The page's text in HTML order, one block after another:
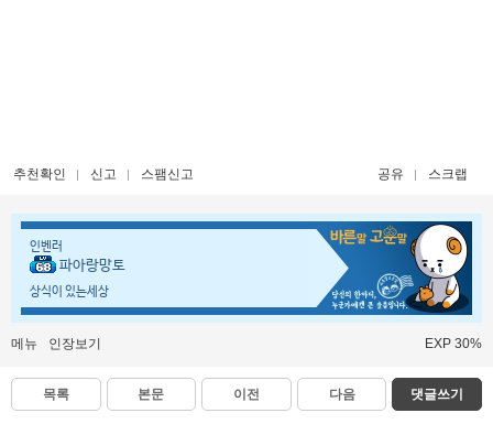
추천확인 신고 스팸신고 공유 스크랩
인벤러
파아랑망토
상식이 있는세상
메뉴 인장보기 EXP 30%
목록 본문 이전 다음 댓글쓰기